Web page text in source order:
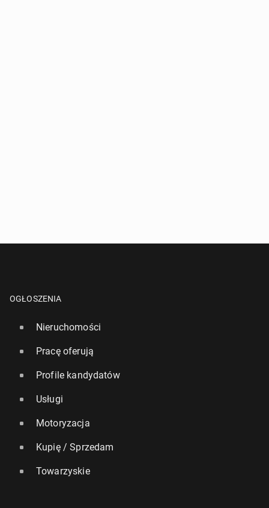
OGŁOSZENIA
Nieruchomości
Pracę oferują
Profile kandydatów
Usługi
Motoryzacja
Kupię / Sprzedam
Towarzyskie